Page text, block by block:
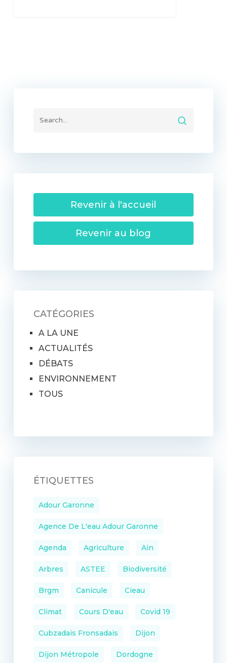
Revenir à l'accueil
Revenir au blog
CATÉGORIES
A LA UNE
ACTUALITÉS
DÉBATS
ENVIRONNEMENT
TOUS
ÉTIQUETTES
Adour Garonne
Agence De L'eau Adour Garonne
Agenda Agriculture Ain
Arbres ASTEE Biodiversité
Brgm Canicule Cieau
Climat Cours D'eau Covid 19
Cubzadais Fronsadais Dijon
Dijon Métropole Dordogne